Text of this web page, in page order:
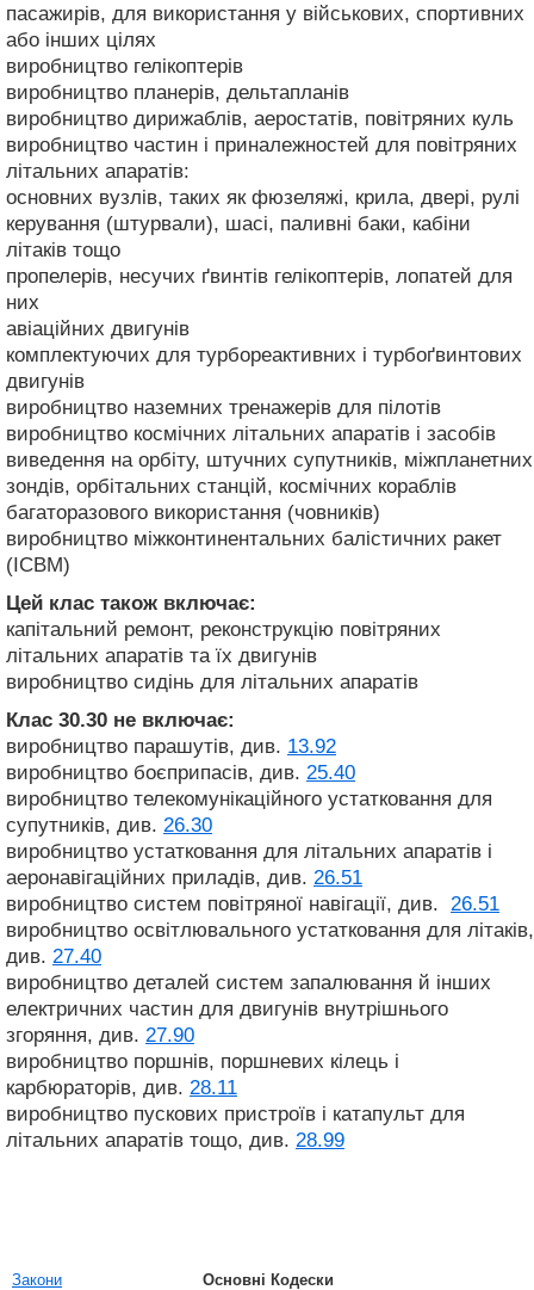
пасажирів, для використання у військових, спортивних
або інших цілях
виробництво гелікоптерів
виробництво планерів, дельтапланів
виробництво дирижаблів, аеростатів, повітряних куль
виробництво частин і приналежностей для повітряних
літальних апаратів:
основних вузлів, таких як фюзеляжі, крила, двері, рулі
керування (штурвали), шасі, паливні баки, кабіни
літаків тощо
пропелерів, несучих ґвинтів гелікоптерів, лопатей для
них
авіаційних двигунів
комплектуючих для турбореактивних і турбоґвинтових
двигунів
виробництво наземних тренажерів для пілотів
виробництво космічних літальних апаратів і засобів
виведення на орбіту, штучних супутників, міжпланетних
зондів, орбітальних станцій, космічних кораблів
багаторазового використання (човників)
виробництво міжконтинентальних балістичних ракет
(ICBM)
Цей клас також включає:
капітальний ремонт, реконструкцію повітряних
літальних апаратів та їх двигунів
виробництво сидінь для літальних апаратів
Клас 30.30 не включає:
виробництво парашутів, див. 13.92
виробництво боєприпасів, див. 25.40
виробництво телекомунікаційного устатковання для
супутників, див. 26.30
виробництво устатковання для літальних апаратів і
аеронавігаційних приладів, див. 26.51
виробництво систем повітряної навігації, див. 26.51
виробництво освітлювального устатковання для літаків,
див. 27.40
виробництво деталей систем запалювання й інших
електричних частин для двигунів внутрішнього
згоряння, див. 27.90
виробництво поршнів, поршневих кілець і
карбюраторів, див. 28.11
виробництво пускових пристроїв і катапульт для
літальних апаратів тощо, див. 28.99
Закони
Основні Кодески